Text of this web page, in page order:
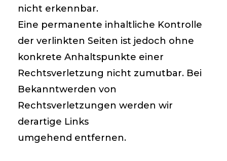
nicht erkennbar.
Eine permanente inhaltliche Kontrolle
der verlinkten Seiten ist jedoch ohne
konkrete Anhaltspunkte einer
Rechtsverletzung nicht zumutbar. Bei
Bekanntwerden von
Rechtsverletzungen werden wir
derartige Links
umgehend entfernen.